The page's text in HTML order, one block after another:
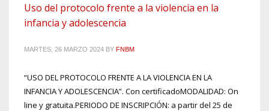
Uso del protocolo frente a la violencia en la
infancia y adolescencia
MARTES, 26 MARZO 2024 BY FNBM
“USO DEL PROTOCOLO FRENTE A LA VIOLENCIA EN LA
INFANCIA Y ADOLESCENCIA”. Con certificadoMODALIDAD: On
line y gratuita.PERIODO DE INSCRIPCIÓN: a partir del 25 de